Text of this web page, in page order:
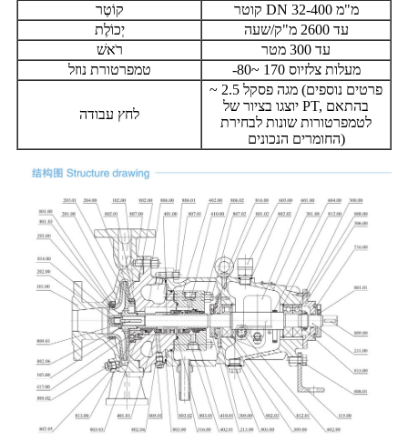
קוֹטֶר
קוטר DN 32-400 מ"מ
יְכוֹלֶת
עד 2600 מ"ק/שעה
רֹאשׁ
עד 300 מטר
טמפרטורת נוזל
-80~ 170 מעלות צלזיוס
לחץ עבודה
~ 2.5 מגה פסקל (פרטים נוספים
יוצגו בציור של PT, בהתאם
לטמפרטורות שונות לבחירת
החומרים הנכונים)